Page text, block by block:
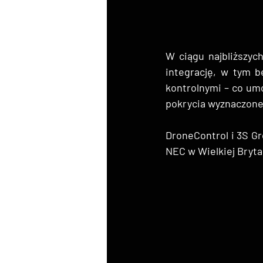
W ciągu
integrację, w tym
kontrolnymi – co
pokrycia
DroneControl i 3S
NEC w Wielkiej